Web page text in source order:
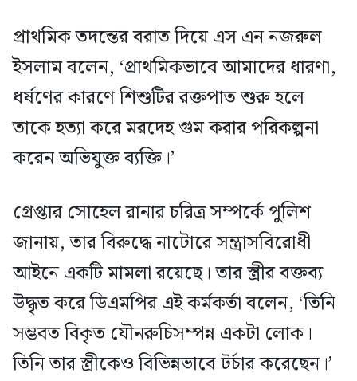
প্রাথমিক তদন্তের বরাত দিয়ে এস এন নজরুল
ইসলাম বলেন, ‘প্রাথমিকভাবে আমাদের ধারণা,
ধর্ষণের কারণে শিশুটির রক্তপাত শুরু হলে
তাকে হত্যা করে মরদেহ গুম করার পরিকল্পনা
করেন অভিযুক্ত ব্যক্তি।’
গ্রেপ্তার সোহেল রানার চরিত্র সম্পর্কে পুলিশ
জানায়, তার বিরুদ্ধে নাটোরে সন্ত্রাসবিরোধী
আইনে একটি মামলা রয়েছে। তার স্ত্রীর বক্তব্য
উদ্ধৃত করে ডিএমপির এই কর্মকর্তা বলেন, ‘তিনি
সম্ভবত বিকৃত যৌনরুচিসম্পন্ন একটা লোক।
তিনি তার স্ত্রীকেও বিভিন্নভাবে টর্চার করেছেন।’